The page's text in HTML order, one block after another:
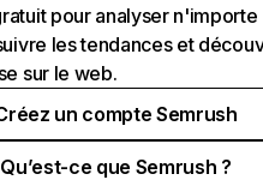
pour analyser n'importe
les tendances et
sur le web.
un compte Semrush
Qu’est-ce que Semrush ?